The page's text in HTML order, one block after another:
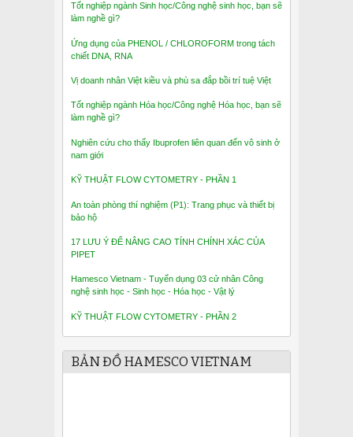
Tốt nghiệp ngành Sinh học/Công nghệ sinh học, bạn sẽ
làm nghề gì?
Ứng dụng của PHENOL / CHLOROFORM trong tách
chiết DNA, RNA
Vị doanh nhân Việt kiều và phù sa đắp bồi trí tuệ Việt
Tốt nghiệp ngành Hóa học/Công nghệ Hóa học, bạn sẽ
làm nghề gì?
Nghiên cứu cho thấy Ibuprofen liên quan đến vô sinh ở
nam giới
KỸ THUẬT FLOW CYTOMETRY - PHẦN 1
An toàn phòng thí nghiệm (P1): Trang phục và thiết bị
bảo hộ
17 LƯU Ý ĐỂ NÂNG CAO TÍNH CHÍNH XÁC CỦA
PIPET
Hamesco Vietnam - Tuyển dụng 03 cử nhân Công
nghệ sinh học - Sinh học - Hóa học - Vật lý
KỸ THUẬT FLOW CYTOMETRY - PHẦN 2
BẢN ĐỒ HAMESCO VIETNAM